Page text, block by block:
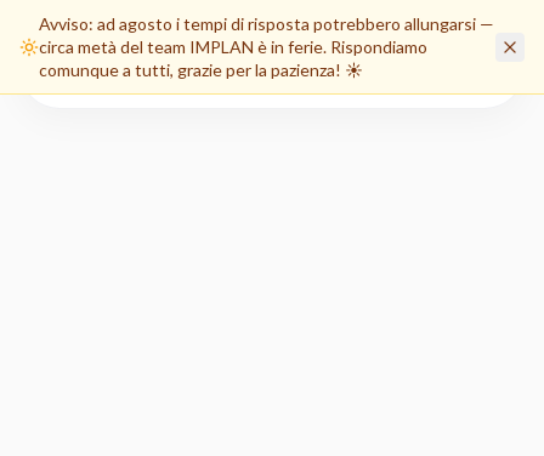
Avviso: ad agosto i tempi di risposta potrebbero allungarsi —
circa metà del team IMPLAN è in ferie. Rispondiamo
comunque a tutti, grazie per la pazienza! ☀️
EN